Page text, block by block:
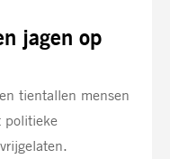
jagen op
tientallen mensen
politieke